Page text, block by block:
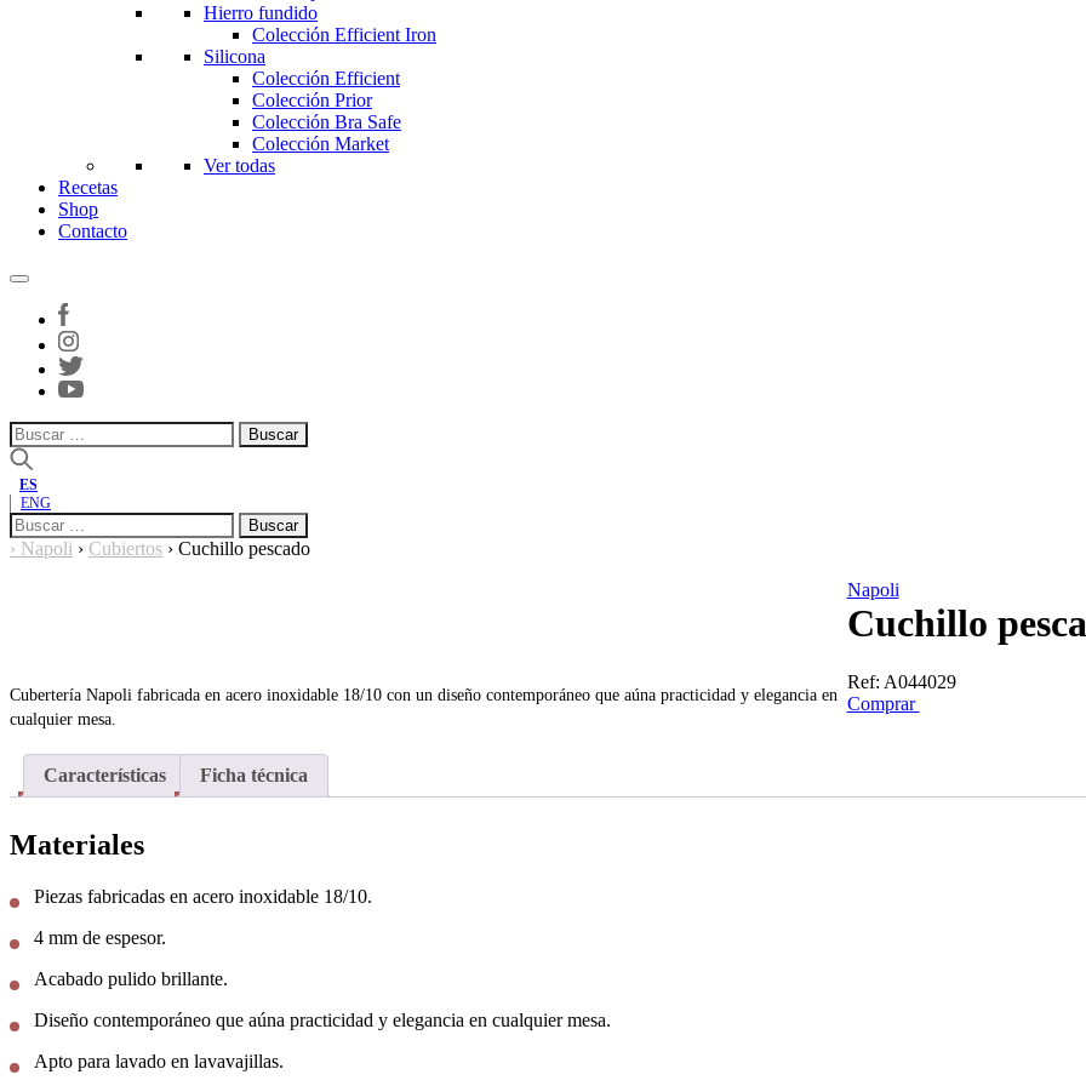
Hierro fundido
Colección Efficient Iron
Silicona
Colección Efficient
Colección Prior
Colección Bra Safe
Colección Market
Ver todas
Recetas
Shop
Contacto
Buscar:
ES
ENG
Buscar:
› Napoli › Cubiertos › Cuchillo pescado
Napoli
Cuchillo
Ref: A044029
Comprar
Cubertería Napoli fabricada en acero inoxidable 18/10 con un diseño contemporáneo que aúna practicidad y elegancia en
cualquier mesa.
Características Ficha técnica
Materiales
Piezas fabricadas en acero inoxidable 18/10.
4 mm de espesor.
Acabado pulido brillante.
Diseño contemporáneo que aúna practicidad y elegancia en cualquier mesa.
Apto para lavado en lavavajillas.